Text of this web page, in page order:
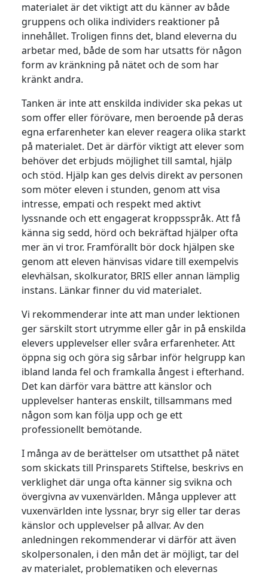
materialet är det viktigt att du känner av både
gruppens och olika individers reaktioner på
innehållet. Troligen finns det, bland eleverna du
arbetar med, både de som har utsatts för någon
form av kränkning på nätet och de som har
kränkt andra.
Tanken är inte att enskilda individer ska pekas ut
som offer eller förövare, men beroende på deras
egna erfarenheter kan elever reagera olika starkt
på materialet. Det är därför viktigt att elever som
behöver det erbjuds möjlighet till samtal, hjälp
och stöd. Hjälp kan ges delvis direkt av personen
som möter eleven i stunden, genom att visa
intresse, empati och respekt med aktivt
lyssnande och ett engagerat kroppsspråk. Att få
känna sig sedd, hörd och bekräftad hjälper ofta
mer än vi tror. Framförallt bör dock hjälpen ske
genom att eleven hänvisas vidare till exempelvis
elevhälsan, skolkurator, BRIS eller annan lämplig
instans. Länkar finner du vid materialet.
Vi rekommenderar inte att man under lektionen
ger särskilt stort utrymme eller går in på enskilda
elevers upplevelser eller svåra erfarenheter. Att
öppna sig och göra sig sårbar inför helgrupp kan
ibland landa fel och framkalla ångest i efterhand.
Det kan därför vara bättre att känslor och
upplevelser hanteras enskilt, tillsammans med
någon som kan följa upp och ge ett
professionellt bemötande.
I många av de berättelser om utsatthet på nätet
som skickats till Prinsparets Stiftelse, beskrivs en
verklighet där unga ofta känner sig svikna och
övergivna av vuxenvärlden. Många upplever att
vuxenvärlden inte lyssnar, bryr sig eller tar deras
känslor och upplevelser på allvar. Av den
anledningen rekommenderar vi därför att även
skolpersonalen, i den mån det är möjligt, tar del
av materialet, problematiken och elevernas